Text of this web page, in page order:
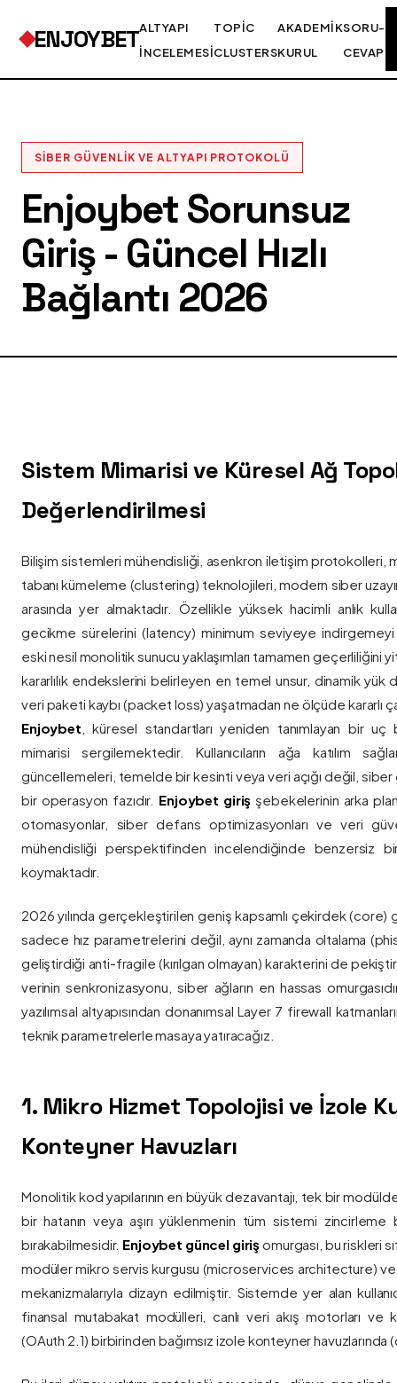
ENJOYBETALTYAPI
İNCELEMESI
TOPIC
CLUSTERS
AKADEMIK
KURUL
SORU-
CEVAP
SIBER GÜVENLIK VE ALTYAPI PROTOKOLÜ
Enjoybet Sorunsuz
Giriş - Güncel Hızlı
Bağlantı 2026
Sistem Mimarisi ve Küresel Ağ
Değerlendirilmesi
Bilişim sistemleri mühendisliği, asenkron iletişim protokolleri,
tabanı kümeleme (clustering) teknolojileri, modern siber
arasında yer almaktadır. Özellikle yüksek hacimli anlık
gecikme sürelerini (latency) minimum seviyeye
eski nesil monolitik sunucu yaklaşımları tamamen geçerliliğini
kararlılık endekslerini belirleyen en temel unsur, dinamik yük
veri paketi kaybı (packet loss) yaşatmadan ne ölçüde kararlı
Enjoybet , küresel standartları yeniden tanımlayan bir
mimarisi sergilemektedir. Kullanıcıların ağa katılım
güncellemeleri, temelde bir kesinti veya veri açığı değil, siber
bir operasyon fazıdır. Enjoybet giriş şebekelerinin arka
otomasyonlar, siber defans optimizasyonları ve veri
mühendisliği perspektifinden incelendiğinde benzersiz
koymaktadır.
2026 yılında gerçekleştirilen geniş kapsamlı çekirdek
sadece hız parametrelerini değil, aynı zamanda oltalama
geliştirdiği anti-fragile (kırılgan olmayan) karakterini de
verinin senkronizasyonu, siber ağların en hassas
yazılımsal altyapısından donanımsal Layer 7 firewall
teknik parametrelerle masaya yatıracağız.
1. Mikro Hizmet Topolojisi ve İzole
Konteyner Havuzları
Monolitik kod yapılarının en büyük dezavantajı, tek bir
bir hatanın veya aşırı yüklenmenin tüm sistemi zincirleme
bırakabilmesidir. Enjoybet güncel giriş omurgası, bu riskleri
modüler mikro servis kurgusu (microservices architecture)
mekanizmalarıyla dizayn edilmiştir. Sistemde yer alan
finansal mutabakat modülleri, canlı veri akış motorları ve
(OAuth 2.1) birbirinden bağımsız izole konteyner havuzlarında